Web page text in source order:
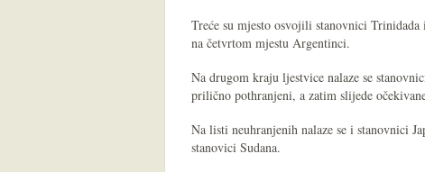
Treće su mjesto osvojili stanovnici
na četvrtom mjestu Argentinci.
Na drugom kraju ljestvice nalaze se
prilično pothranjeni, a zatim slijede
Na listi neuhranjenih nalaze se i stanovnici
stanovici Sudana.